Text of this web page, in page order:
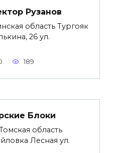
Рузанов
область Тургояк
26 ул.
189
Блоки
область
Лесная ул.